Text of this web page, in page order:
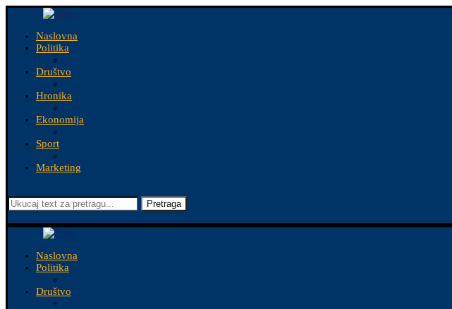
Naslovna
Politika
Društvo
Hronika
Ekonomija
Sport
Marketing
Pretraga
Naslovna
Politika
Društvo